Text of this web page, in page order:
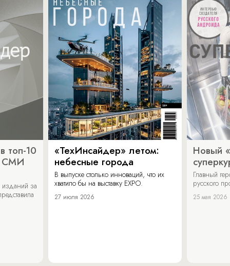
топ-10
СМИ
изданий за
«ТехИнсайдер» летом:
небесные города
В выпуске столько инноваций, что их
хватило бы на выставку EXPO.
27 июля 2026
Новый
Главный
русского
25 мая 2026